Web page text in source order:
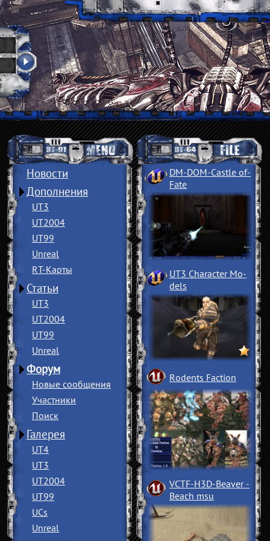
Новости
Дополнения
UT3
UT2004
UT99
Unreal
RT-Карты
Статьи
UT3
UT2004
UT99
Unreal
Форум
Новые сообщения
Участники
Поиск
Галерея
UT4
UT3
UT2004
UT99
UCs
Unreal
DM-DOM-Castle of­
Fate
UT3 Character Mo­
dels
Rodents Faction
VCTF-H3D-Beaver ­
Beach msu